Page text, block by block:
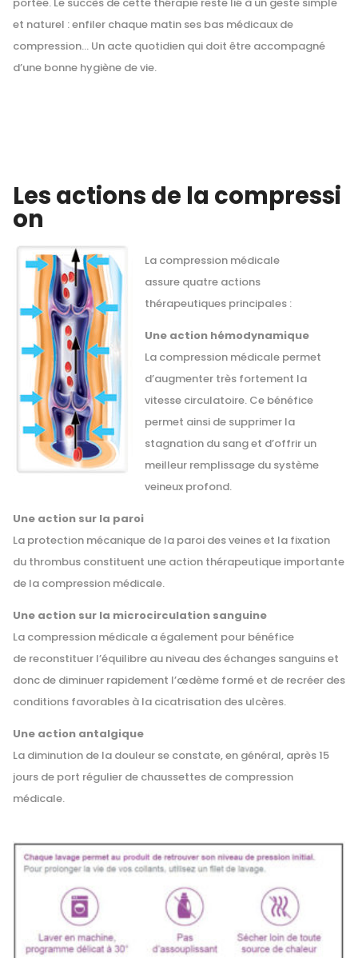
et naturel : enfiler chaque matin ses bas médicaux de
compression… Un acte quotidien qui doit être accompagné
d’une bonne hygiène de vie.
Les actions de la compressi
on
La compression médicale
assure quatre actions
thérapeutiques principales :
Une action hémodynamique
La compression médicale permet
d’augmenter très fortement la
vitesse circulatoire. Ce bénéfice
permet ainsi de supprimer la
stagnation du sang et d’offrir un
meilleur remplissage du système
veineux profond.
Une action sur la paroi
La protection mécanique de la paroi des veines et la fixation
du thrombus constituent une action thérapeutique importante
de la compression médicale.
Une action sur la microcirculation sanguine
La compression médicale a également pour bénéfice
de reconstituer l’équilibre au niveau des échanges sanguins et
donc de diminuer rapidement l’œdème formé et de recréer des
conditions favorables à la cicatrisation des ulcères.
Une action antalgique
La diminution de la douleur se constate, en général, après 15
jours de port régulier de chaussettes de compression
médicale.